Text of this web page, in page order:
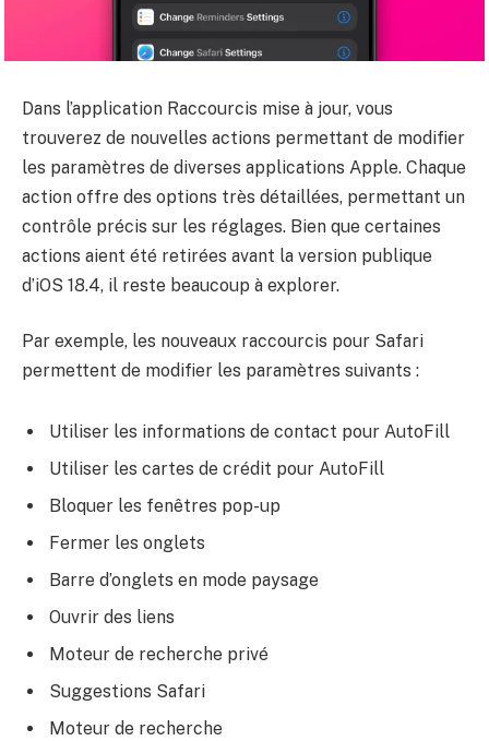
Dans l’application Raccourcis mise à jour, vous
trouverez de nouvelles actions permettant de modifier
les paramètres de diverses applications Apple. Chaque
action offre des options très détaillées, permettant un
contrôle précis sur les réglages. Bien que certaines
actions aient été retirées avant la version publique
d’iOS 18.4, il reste beaucoup à explorer.
Par exemple, les nouveaux raccourcis pour Safari
permettent de modifier les paramètres suivants :
Utiliser les informations de contact pour AutoFill
Utiliser les cartes de crédit pour AutoFill
Bloquer les fenêtres pop-up
Fermer les onglets
Barre d’onglets en mode paysage
Ouvrir des liens
Moteur de recherche privé
Suggestions Safari
Moteur de recherche